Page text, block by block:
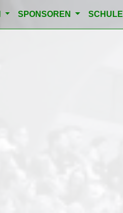
SPONSOREN SCHULE